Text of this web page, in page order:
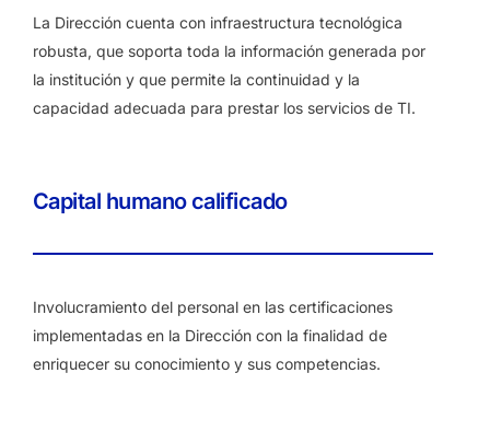
La Dirección cuenta con infraestructura tecnológica
robusta, que soporta toda la información generada por
la institución y que permite la continuidad y la
capacidad adecuada para prestar los servicios de TI.
Capital humano calificado
Involucramiento del personal en las certificaciones
implementadas en la Dirección con la finalidad de
enriquecer su conocimiento y sus competencias.